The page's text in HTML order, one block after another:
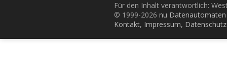
Für den Inhalt verantwortlich:
© 1999-2026 nu
Kontakt, Impressum, Datenschutz